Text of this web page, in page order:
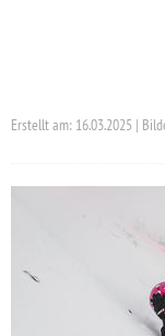
Erstellt am: 16.03.2025 |